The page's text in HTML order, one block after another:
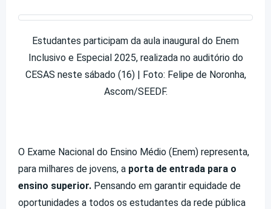
Estudantes participam da aula inaugural do Enem
Inclusivo e Especial 2025, realizada no auditório do
CESAS neste sábado (16) | Foto: Felipe de Noronha,
Ascom/SEEDF.
O Exame Nacional do Ensino Médio (Enem) representa,
para milhares de jovens, a porta de entrada para o
ensino superior. Pensando em garantir equidade de
oportunidades a todos os estudantes da rede pública